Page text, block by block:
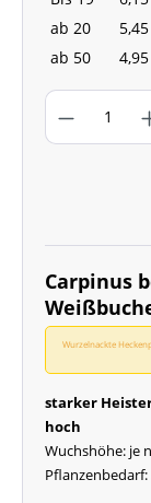
ab 20
ab 50
Carpinus
Wurzelnackte
starker
hoch
Wuchshöhe: je